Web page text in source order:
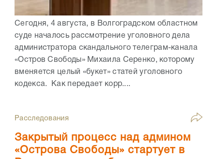
Сегодня, 4 августа, в Волгоградском областном
суде началось рассмотрение уголовного дела
администратора скандального телеграм-канала
«Остров Свободы» Михаила Серенко, которому
вменяется целый «букет» статей уголовного
кодекса. Как передает корр....
Расследования
Закрытый процесс над админом
«Острова Свободы» стартует в